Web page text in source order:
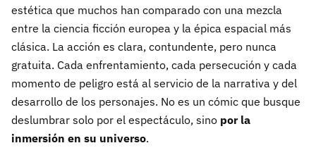
estética que muchos han comparado con una mezcla
entre la ciencia ficción europea y la épica espacial más
clásica. La acción es clara, contundente, pero nunca
gratuita. Cada enfrentamiento, cada persecución y cada
momento de peligro está al servicio de la narrativa y del
desarrollo de los personajes. No es un cómic que busque
deslumbrar solo por el espectáculo, sino por la
inmersión en su universo.